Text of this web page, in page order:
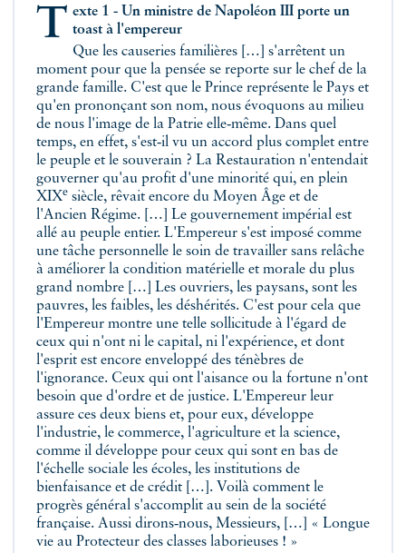
Texte 1 - Un ministre de Napoléon III porte un toast à l'empereur
Que les causeries familières […] s'arrêtent un
moment pour que la pensée se reporte sur le chef de la
grande famille. C'est que le Prince représente le Pays et
qu'en prononçant son nom, nous évoquons au milieu
de nous l'image de la Patrie elle‑même. Dans quel
temps, en effet, s'est‑il vu un accord plus complet entre
le peuple et le souverain ? La Restauration n'entendait
gouverner qu'au profit d'une minorité qui, en plein
XIXe siècle, rêvait encore du Moyen Âge et de
l'Ancien Régime. […] Le gouvernement impérial est
allé au peuple entier. L'Empereur s'est imposé comme
une tâche personnelle le soin de travailler sans relâche
à améliorer la condition matérielle et morale du plus
grand nombre […] Les ouvriers, les paysans, sont les
pauvres, les faibles, les déshérités. C'est pour cela que
l'Empereur montre une telle sollicitude à l'égard de
ceux qui n'ont ni le capital, ni l'expérience, et dont
l'esprit est encore enveloppé des ténèbres de
l'ignorance. Ceux qui ont l'aisance ou la fortune n'ont
besoin que d'ordre et de justice. L'Empereur leur
assure ces deux biens et, pour eux, développe
l'industrie, le commerce, l'agriculture et la science,
comme il développe pour ceux qui sont en bas de
l'échelle sociale les écoles, les institutions de
bienfaisance et de crédit […]. Voilà comment le
progrès général s'accomplit au sein de la société
française. Aussi dirons‑nous, Messieurs, […] « Longue
vie au Protecteur des classes laborieuses ! »